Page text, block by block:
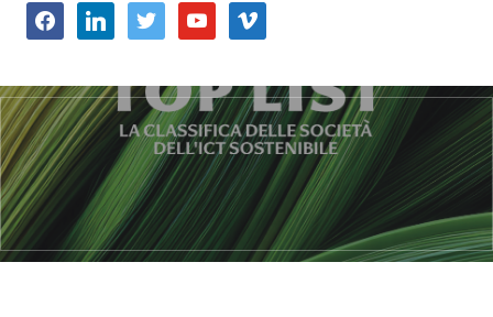
facebooklinkedin twitter youtube vimeo